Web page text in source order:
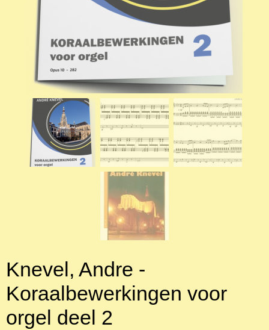
Knevel, Andre -
Koraalbewerkingen voor
orgel deel 2